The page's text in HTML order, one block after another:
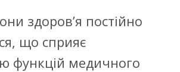
здоров’я постійно
що сприяє
функцій медичного